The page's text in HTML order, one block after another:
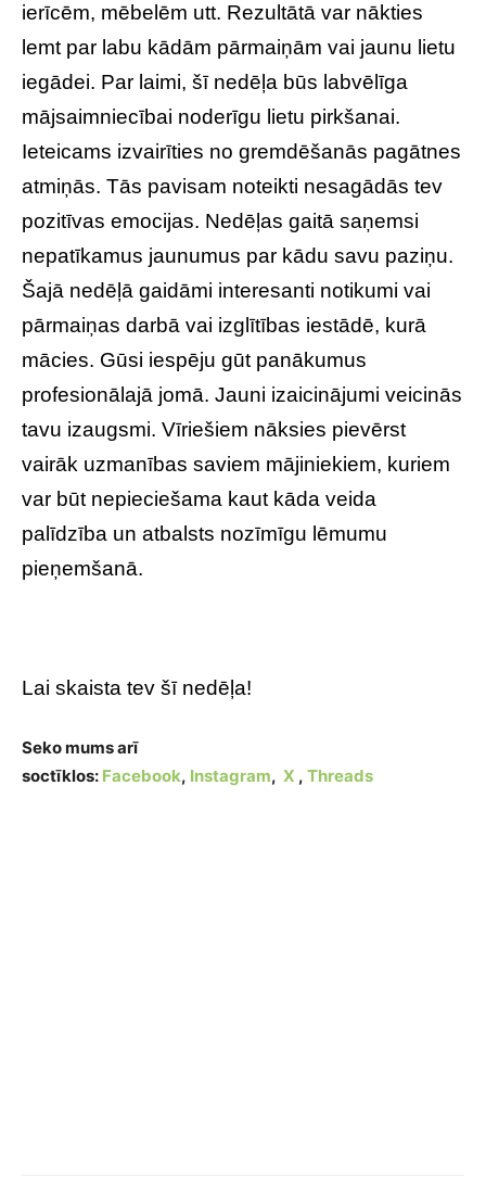
ierīcēm, mēbelēm utt. Rezultātā var nākties
lemt par labu kādām pārmaiņām vai jaunu lietu
iegādei. Par laimi, šī nedēļa būs labvēlīga
mājsaimniecībai noderīgu lietu pirkšanai.
Ieteicams izvairīties no gremdēšanās pagātnes
atmiņās. Tās pavisam noteikti nesagādās tev
pozitīvas emocijas. Nedēļas gaitā saņemsi
nepatīkamus jaunumus par kādu savu paziņu.
Šajā nedēļā gaidāmi interesanti notikumi vai
pārmaiņas darbā vai izglītības iestādē, kurā
mācies. Gūsi iespēju gūt panākumus
profesionālajā jomā. Jauni izaicinājumi veicinās
tavu izaugsmi. Vīriešiem nāksies pievērst
vairāk uzmanības saviem mājiniekiem, kuriem
var būt nepieciešama kaut kāda veida
palīdzība un atbalsts nozīmīgu lēmumu
pieņemšanā.
Lai skaista tev šī nedēļa!
Seko mums arī
soctīklos: Facebook, Instagram, X , Threads